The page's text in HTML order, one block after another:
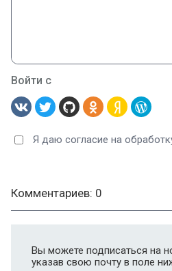
Войти с
Я даю согласие на
Комментариев: 0
Вы можете подписаться на
указав свою почту в поле